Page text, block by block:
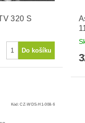
320 S
Kód:CZ-WDS-H1-008-6